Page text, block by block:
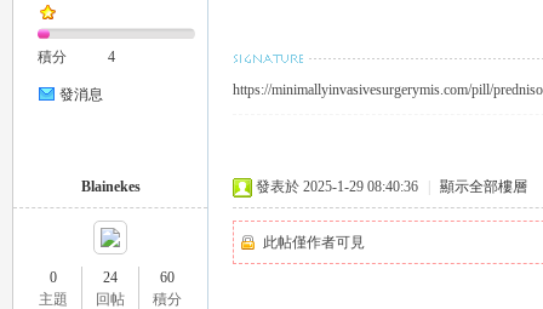
積分 4
發消息 https://minimallyinvasivesurgerymis.com/pill/
Blainekes
0
主題
24
回帖
60
積分
發表於 2025-1-29 08:40:36 顯示全部樓層
此帖僅作者可見